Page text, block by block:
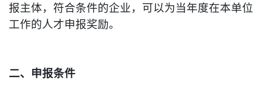
报主体，符合条件的企业，可以为当年度在本单位
工作的人才申报奖励。
二、申报条件